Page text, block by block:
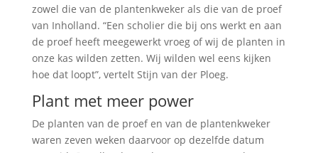
zowel die van de plantenkweker als die van de proef
van Inholland. “Een scholier die bij ons werkt en aan
de proef heeft meegewerkt vroeg of wij de planten in
onze kas wilden zetten. Wij wilden wel eens kijken
hoe dat loopt”, vertelt Stijn van der Ploeg.
Plant met meer power
De planten van de proef en van de plantenkweker
waren zeven weken daarvoor op dezelfde datum